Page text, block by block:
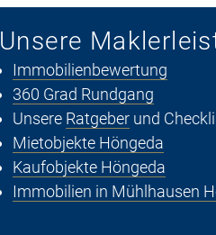
Unsere
Immobilienbewertung
360 Grad Rundgang
Unsere Ratgeber und
Mietobjekte Höngeda
Kaufobjekte Höngeda
Immobilien in Mühlhausen